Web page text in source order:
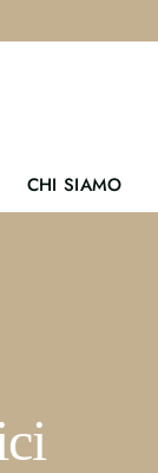
CHI SIAMO